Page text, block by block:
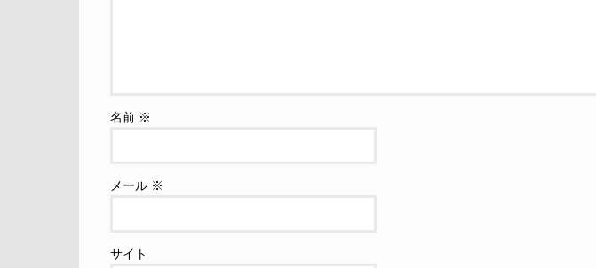
名前 ※
メール ※
サイト